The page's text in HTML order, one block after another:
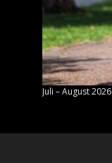
Juli – August 2026